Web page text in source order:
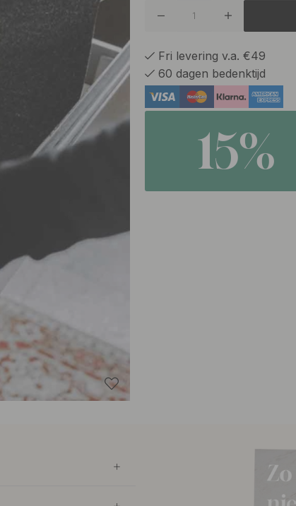
Fri levering v.a. €49
60 dagen bedenktijd
15%